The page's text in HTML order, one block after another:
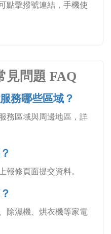
點擊撥號連結，手機使
見問題 FAQ
務哪些區域？
務區域與周邊地區，詳
報修頁面提交資料。
除濕機、烘衣機等家電